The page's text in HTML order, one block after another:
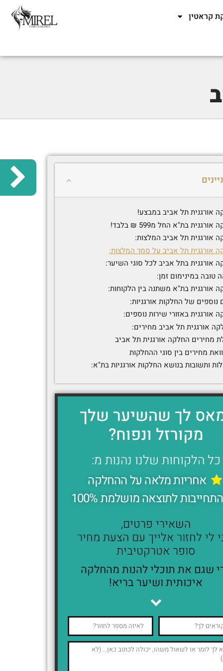
קראטין
אורגנית תל אביב במבצע!
בת"א החל מ599 ₪ בלבד!
אורגנית תל אביב המלצות:
אורגנית תל אביב על סמך המלצות:
אורגנית בתל אביב לכל סוגי השיער:
טובה במינימום זמן:
אורגנית בת"א משתנה בין הלקוחות:
נוספים של החלקות אורגניות:
אורגנית באזורי שירות נוספים:
אורגנית תל אביב מחירים:
מחירים החלקה אורגנית תל אביב
מחירים בין סוגי ההחלקות
ותשובות בנושא החלקות אורגניות בת"א:
לך שהשיער שלך
מקורזל ונפוח?
כל הלקוחות שלנו נהנות מ:
אחריות מלאה על ההחלקה
התחייבות לתוצאה מושלמת 100%
השאירי פרטים,
לי לחזור אלייך עם הצעת מחיר
סופר אטרקטיבית
שגם את תוכלי להנות מהחלקה
איכותית ושיער בריא!